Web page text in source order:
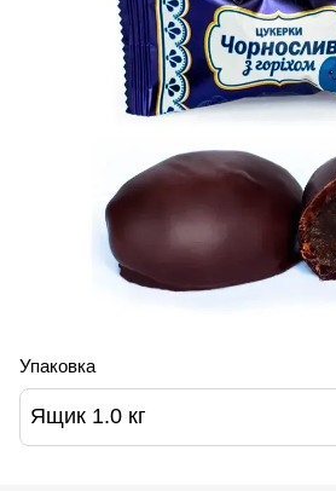
Упаковка
Ящик 1.0 кг